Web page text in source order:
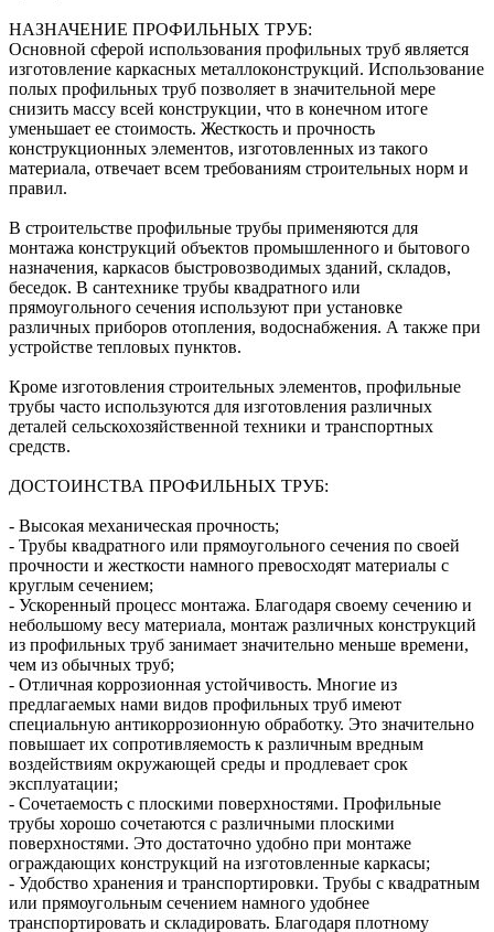
НАЗНАЧЕНИЕ ПРОФИЛЬНЫХ ТРУБ:
Основной сферой использования профильных труб является
изготовление каркасных металлоконструкций. Использование
полых профильных труб позволяет в значительной мере
снизить массу всей конструкции, что в конечном итоге
уменьшает ее стоимость. Жесткость и прочность
конструкционных элементов, изготовленных из такого
материала, отвечает всем требованиям строительных норм и
правил.
В строительстве профильные трубы применяются для
монтажа конструкций объектов промышленного и бытового
назначения, каркасов быстровозводимых зданий, складов,
беседок. В сантехнике трубы квадратного или
прямоугольного сечения используют при установке
различных приборов отопления, водоснабжения. А также при
устройстве тепловых пунктов.
Кроме изготовления строительных элементов, профильные
трубы часто используются для изготовления различных
деталей сельскохозяйственной техники и транспортных
средств.
ДОСТОИНСТВА ПРОФИЛЬНЫХ ТРУБ:
- Высокая механическая прочность;
- Трубы квадратного или прямоугольного сечения по своей
прочности и жесткости намного превосходят материалы с
круглым сечением;
- Ускоренный процесс монтажа. Благодаря своему сечению и
небольшому весу материала, монтаж различных конструкций
из профильных труб занимает значительно меньше времени,
чем из обычных труб;
- Отличная коррозионная устойчивость. Многие из
предлагаемых нами видов профильных труб имеют
специальную антикоррозионную обработку. Это значительно
повышает их сопротивляемость к различным вредным
воздействиям окружающей среды и продлевает срок
эксплуатации;
- Сочетаемость с плоскими поверхностями. Профильные
трубы хорошо сочетаются с различными плоскими
поверхностями. Это достаточно удобно при монтаже
ограждающих конструкций на изготовленные каркасы;
- Удобство хранения и транспортировки. Трубы с квадратным
или прямоугольным сечением намного удобнее
транспортировать и складировать. Благодаря плотному